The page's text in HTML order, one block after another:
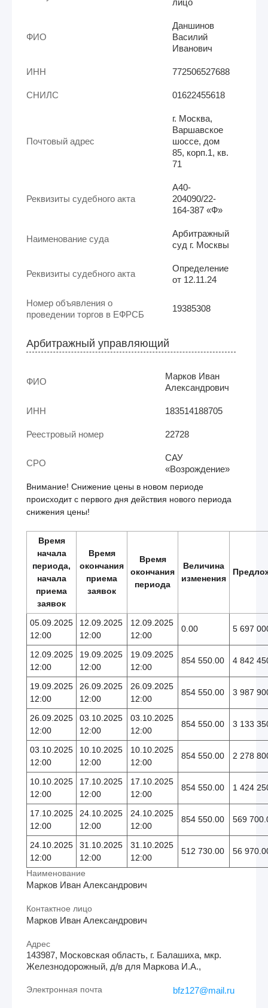
ФИО
Даншинов
Василий
Иванович
ИНН 772506527688
СНИЛС 01622455618
Почтовый адрес
г. Москва,
Варшавское
шоссе, дом
85, корп.1, кв.
71
Реквизиты судебного акта
А40-
204090/22-
164-387 «Ф»
Наименование суда
Арбитражный
суд г. Москвы
Реквизиты судебного акта
Определение
от 12.11.24
Номер объявления о
проведении торгов в ЕФРСБ
19385308
Арбитражный управляющий
ФИО
Марков Иван
Александрович
ИНН 183514188705
Реестровый номер 22728
СРО
САУ
«Возрождение»
Внимание! Снижение цены в новом периоде
происходит с первого дня действия нового периода
снижения цены!
Время
начала
периода,
начала
приема
заявок
Время
окончания
приема
заявок
Время
окончания
периода
Величина
изменения
05.09.2025
12:00
12.09.2025
12:00
12.09.2025
12:00
0.00 5 697
12.09.2025
12:00
19.09.2025
12:00
19.09.2025
12:00
854 550.00 4 842
19.09.2025
12:00
26.09.2025
12:00
26.09.2025
12:00
854 550.00 3 987
26.09.2025
12:00
03.10.2025
12:00
03.10.2025
12:00
854 550.00 3 133
03.10.2025
12:00
10.10.2025
12:00
10.10.2025
12:00
854 550.00 2 278
10.10.2025
12:00
17.10.2025
12:00
17.10.2025
12:00
854 550.00 1 424
17.10.2025
12:00
24.10.2025
12:00
24.10.2025
12:00
854 550.00 569
24.10.2025
12:00
31.10.2025
12:00
31.10.2025
12:00
512 730.00 56
Наименование
Марков Иван Александрович
Контактное лицо
Марков Иван Александрович
Адрес
143987, Московская область, г. Балашиха, мкр.
Железнодорожный, д/в для Маркова И.А.,
Электронная почта bfz127@mail.ru